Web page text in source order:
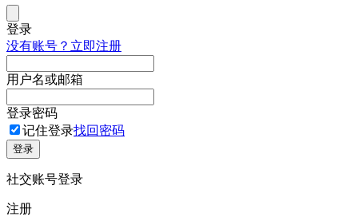
登录
没有账号？立即注册
用户名或邮箱
登录密码
记住登录找回密码
登录
社交账号登录
注册